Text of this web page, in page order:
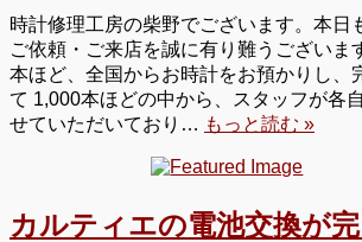
時計修理工房の柴野でございます。本日
ご依頼・ご来店を誠に有り難うございま
本ほど、全国からお時計をお預かりし、
て 1,000本ほどの中から、スタッフが各
せていただいており… もっと読む »
カルティエの電池交換が